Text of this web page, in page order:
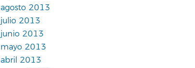
agosto 2013
julio 2013
junio 2013
mayo 2013
abril 2013